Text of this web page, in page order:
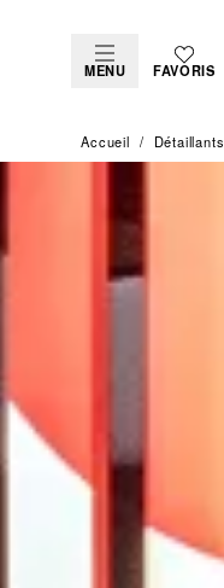
MENU FAVORIS
Accueil Détaillants